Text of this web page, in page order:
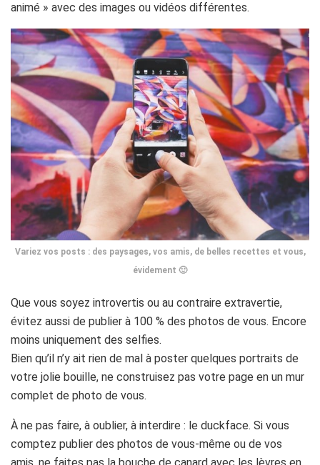
animé » avec des images ou vidéos différentes.
Variez vos posts : des paysages, vos amis, de belles recettes et vous,
évidement 🙂
Que vous soyez introvertis ou au contraire extravertie,
évitez aussi de publier à 100 % des photos de vous. Encore
moins uniquement des selfies.
Bien qu’il n’y ait rien de mal à poster quelques portraits de
votre jolie bouille, ne construisez pas votre page en un mur
complet de photo de vous.
À ne pas faire, à oublier, à interdire : le duckface. Si vous
comptez publier des photos de vous-même ou de vos